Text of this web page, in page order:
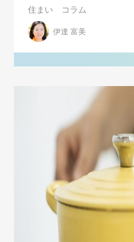
住まい コラム
伊達 富美